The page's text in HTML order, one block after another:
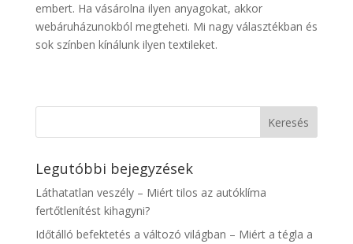
embert. Ha vásárolna ilyen anyagokat, akkor
webáruházunokból megteheti. Mi nagy választékban és
sok színben kínálunk ilyen textileket.
Legutóbbi bejegyzések
Láthatatlan veszély – Miért tilos az autóklíma
fertőtlenítést kihagyni?
Időtálló befektetés a változó világban – Miért a tégla a